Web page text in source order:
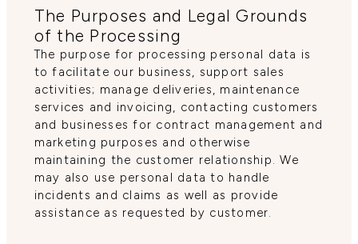
The Purposes and Legal Grounds
of the Processing
The purpose for processing personal data is
to facilitate our business, support sales
activities; manage deliveries, maintenance
services and invoicing, contacting customers
and businesses for contract management and
marketing purposes and otherwise
maintaining the customer relationship. We
may also use personal data to handle
incidents and claims as well as provide
assistance as requested by customer.